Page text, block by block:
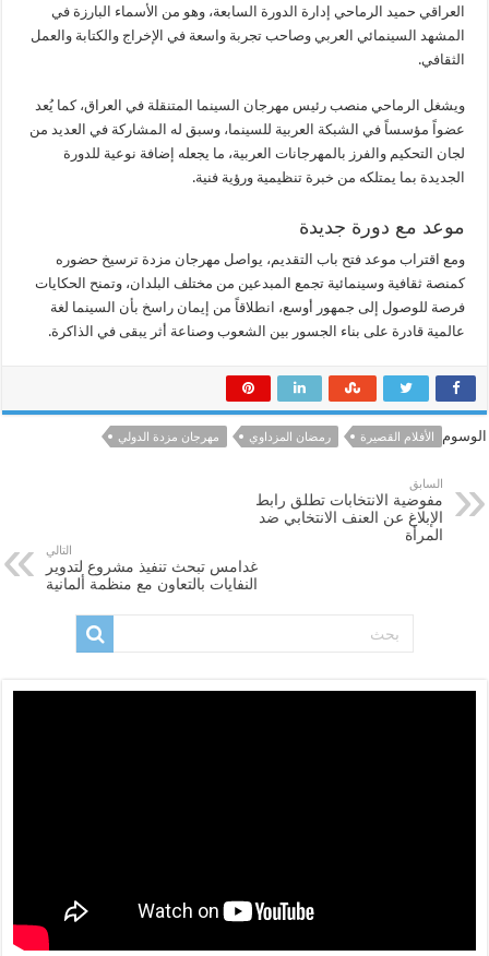
العراقي حميد الرماحي إدارة الدورة السابعة، وهو من الأسماء البارزة في
المشهد السينمائي العربي وصاحب تجربة واسعة في الإخراج والكتابة والعمل
الثقافي.
ويشغل الرماحي منصب رئيس مهرجان السينما المتنقلة في العراق، كما يُعد
عضواً مؤسساً في الشبكة العربية للسينما، وسبق له المشاركة في العديد من
لجان التحكيم والفرز بالمهرجانات العربية، ما يجعله إضافة نوعية للدورة
الجديدة بما يمتلكه من خبرة تنظيمية ورؤية فنية.
موعد مع دورة جديدة
ومع اقتراب موعد فتح باب التقديم، يواصل مهرجان مزدة ترسيخ حضوره
كمنصة ثقافية وسينمائية تجمع المبدعين من مختلف البلدان، وتمنح الحكايات
فرصة للوصول إلى جمهور أوسع، انطلاقاً من إيمان راسخ بأن السينما لغة
عالمية قادرة على بناء الجسور بين الشعوب وصناعة أثر يبقى في الذاكرة.
الوسوم الأفلام القصيرة رمضان المزداوي مهرجان مزدة الدولي
السابق
مفوضية الانتخابات تطلق رابط
الإبلاغ عن العنف الانتخابي ضد
المرأة
التالي
غدامس تبحث تنفيذ مشروع لتدوير
النفايات بالتعاون مع منظمة ألمانية